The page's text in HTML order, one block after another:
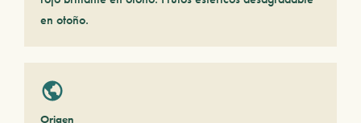
en otoño.
Origen